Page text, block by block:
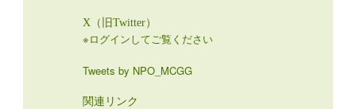
X（旧Twitter）
※ログインしてご覧ください
Tweets by NPO_MCGG
関連リンク